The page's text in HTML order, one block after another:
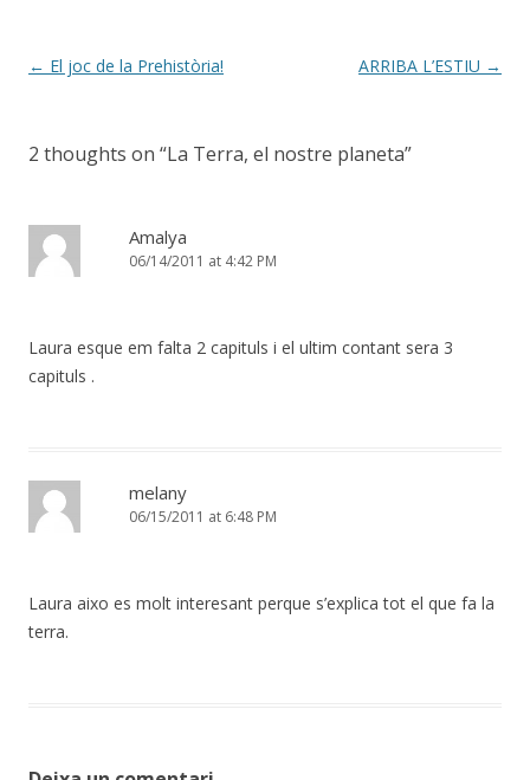
Post
← El joc de la Prehistòria! ARRIBA L’ESTIU →
2 thoughts on “La Terra, el nostre planeta”
Amalya
06/14/2011 at 4:42 PM
Laura esque em falta 2 capituls i el ultim contant sera 3
capituls .
melany
06/15/2011 at 6:48 PM
Laura aixo es molt interesant perque s’explica tot el que fa la
terra.